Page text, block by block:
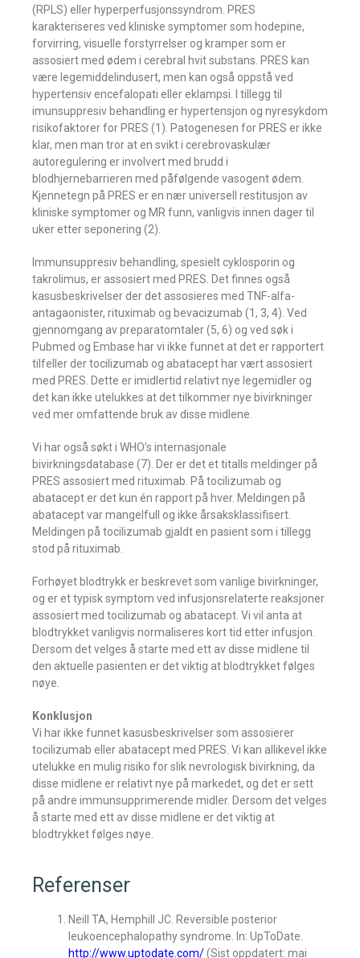
(RPLS) eller hyperperfusjonssyndrom. PRES
karakteriseres ved kliniske symptomer som hodepine,
forvirring, visuelle forstyrrelser og kramper som er
assosiert med ødem i cerebral hvit substans. PRES kan
være legemiddelindusert, men kan også oppstå ved
hypertensiv encefalopati eller eklampsi. I tillegg til
imunsuppresiv behandling er hypertensjon og nyresykdom
risikofaktorer for PRES (1). Patogenesen for PRES er ikke
klar, men man tror at en svikt i cerebrovaskulær
autoregulering er involvert med brudd i
blodhjernebarrieren med påfølgende vasogent ødem.
Kjennetegn på PRES er en nær universell restitusjon av
kliniske symptomer og MR funn, vanligvis innen dager til
uker etter seponering (2).
Immunsuppresiv behandling, spesielt cyklosporin og
takrolimus, er assosiert med PRES. Det finnes også
kasusbeskrivelser der det assosieres med TNF-alfa-
antagaonister, rituximab og bevacizumab (1, 3, 4). Ved
gjennomgang av preparatomtaler (5, 6) og ved søk i
Pubmed og Embase har vi ikke funnet at det er rapportert
tilfeller der tocilizumab og abatacept har vært assosiert
med PRES. Dette er imidlertid relativt nye legemidler og
det kan ikke utelukkes at det tilkommer nye bivirkninger
ved mer omfattende bruk av disse midlene.
Vi har også søkt i WHO’s internasjonale
bivirkningsdatabase (7). Der er det et titalls meldinger på
PRES assosiert med rituximab. På tocilizumab og
abatacept er det kun én rapport på hver. Meldingen på
abatacept var mangelfull og ikke årsaksklassifisert.
Meldingen på tocilizumab gjaldt en pasient som i tillegg
stod på rituximab.
Forhøyet blodtrykk er beskrevet som vanlige bivirkninger,
og er et typisk symptom ved infusjonsrelaterte reaksjoner
assosiert med tocilizumab og abatacept. Vi vil anta at
blodtrykket vanligvis normaliseres kort tid etter infusjon.
Dersom det velges å starte med ett av disse midlene til
den aktuelle pasienten er det viktig at blodtrykket følges
nøye.
Konklusjon
Vi har ikke funnet kasusbeskrivelser som assosierer
tocilizumab eller abatacept med PRES. Vi kan allikevel ikke
utelukke en mulig risiko for slik nevrologisk bivirkning, da
disse midlene er relativt nye på markedet, og det er sett
på andre immunsupprimerende midler. Dersom det velges
å starte med ett av disse midlene er det viktig at
blodtrykket følges nøye.
Referenser
Neill TA, Hemphill JC. Reversible posterior
leukoencephalopathy syndrome. In: UpToDate.
http://www.uptodate.com/(Sist oppdatert: mai